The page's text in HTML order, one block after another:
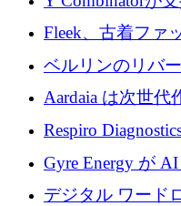
ップFintoが340
ーではなくミュ
Fleek、古着ファ
万ドルを確保
ベルリンのリバ
維仕分け規模拡
Aardaia は次世代
寄付
Respiro
100 万ポンドを確
Gyre Energy が
を削減するため
デジタル ワード